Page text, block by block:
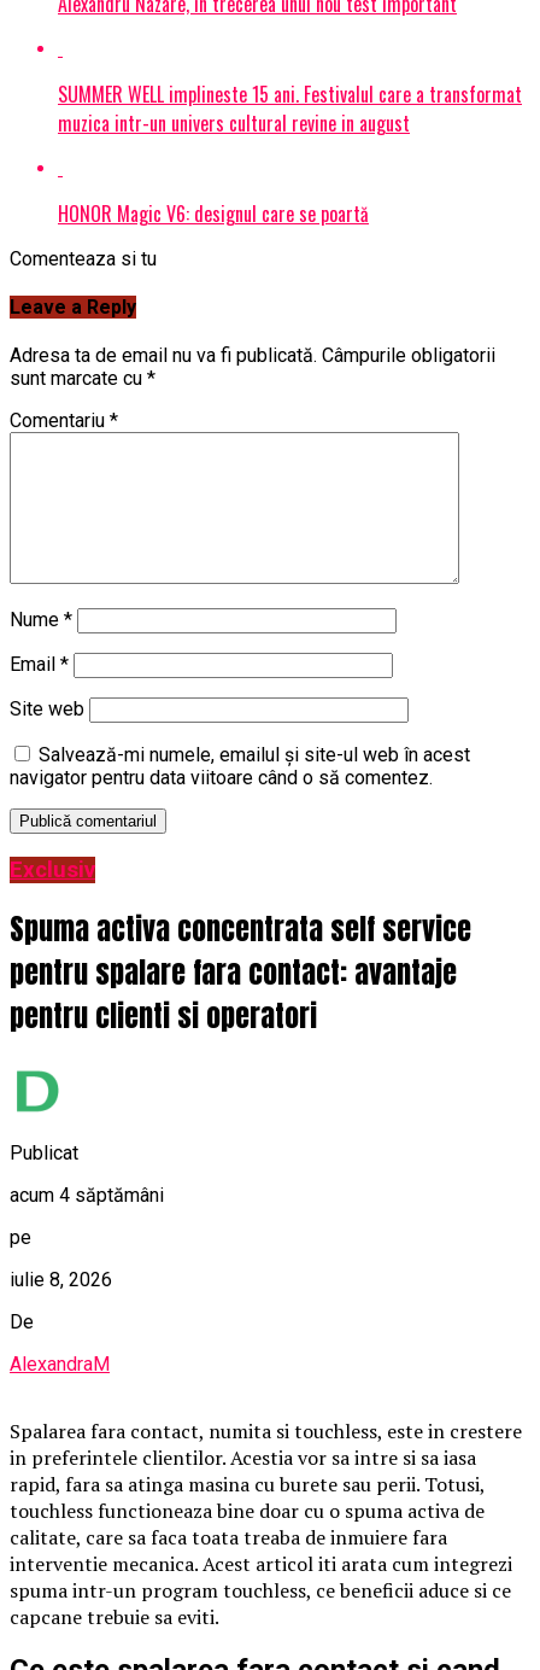
SUMMER WELL implineste 15 ani. Festivalul care a transformat
muzica intr-un univers cultural revine in august
HONOR Magic V6: designul care se poartă
Comenteaza si tu
Leave a Reply
Adresa ta de email nu va fi publicată. Câmpurile obligatorii
sunt marcate cu *
Comentariu *
Nume *
Email *
Site web
Salvează-mi numele, emailul și site-ul web în acest
navigator pentru data viitoare când o să comentez.
Exclusiv
Spuma activa concentrata self service
pentru spalare fara contact: avantaje
pentru clienti si operatori
Publicat
acum 4 săptămâni
pe
iulie 8, 2026
De
AlexandraM
Spalarea fara contact, numita si touchless, este in crestere
in preferintele clientilor. Acestia vor sa intre si sa iasa
rapid, fara sa atinga masina cu burete sau perii. Totusi,
touchless functioneaza bine doar cu o spuma activa de
calitate, care sa faca toata treaba de inmuiere fara
interventie mecanica. Acest articol iti arata cum integrezi
spuma intr-un program touchless, ce beneficii aduce si ce
capcane trebuie sa eviti.